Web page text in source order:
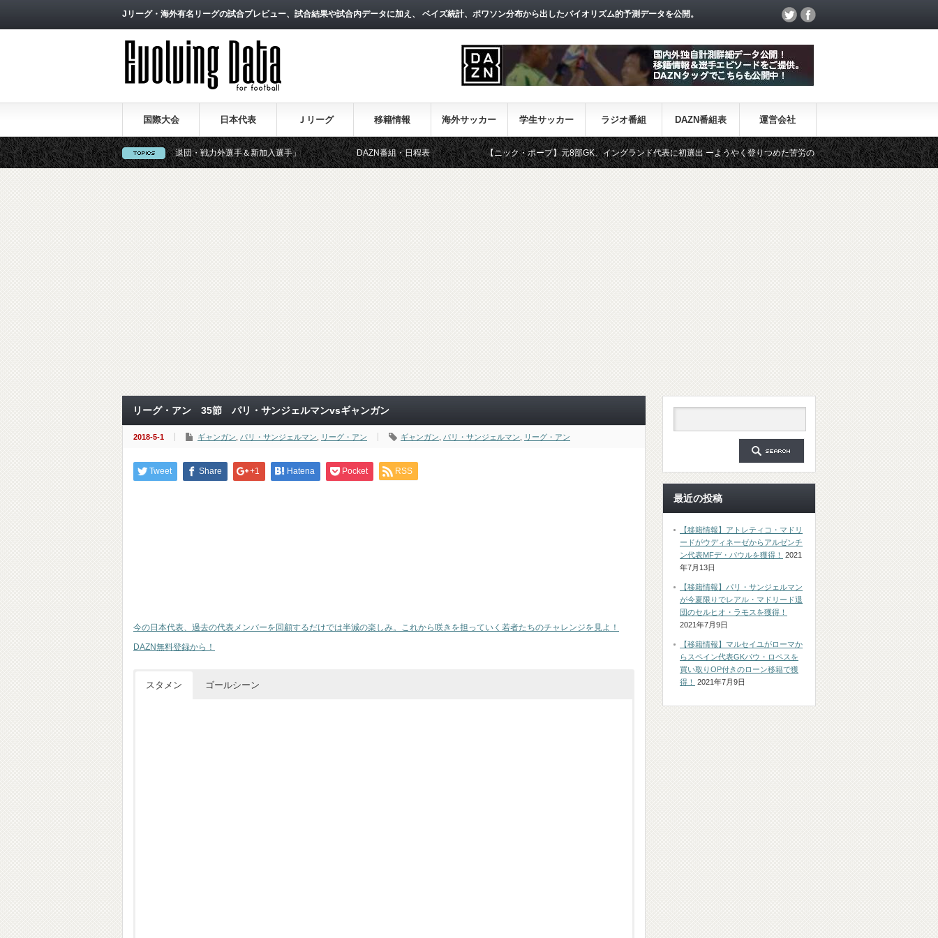
Jリーグ・海外有名リーグの試合プレビュー、試合結果や試合内データに加え、 ベイズ統計、ポワソン分布から出したバイオリズム的予測データを公開。
国際大会 日本代表 Ｊリーグ 移籍情報 海外サッカー 学生サッカー ラジオ番組 DAZN番組表 運営会社
【一覧】J1・J2・J3リーグ「退団・戦力外選手＆新加入選手」 DAZN番組・日程表 【ニック・ポープ】元8部GK、イングランド代表に初選出 ーようやく登りつめた苦労の道程とはー 【プレミアリ
リーグ・アン 35節 パリ・サンジェルマンvsギャンガン
2018-5-1 ギャンガン パリ・サンジェルマン リーグ・アン ギャンガン パリ・サンジェルマン リーグ・アン
Tweet Share +1 Hatena Pocket RSS
今の日本代表、過去の代表メンバーを回顧するだけでは半減の楽しみ。これから咲きを担っていく若者たちのチャレンジを見よ！
DAZN無料登録から！
スタメン ゴールシーン
最近の投稿
【移籍情報】アトレティコ・マドリ
ードがウディネーゼからアルゼンチ
ン代表MFデ・パウルを獲得！
2021
年7月13日
【移籍情報】パリ・サンジェルマン
が今夏限りでレアル・マドリード退
団のセルヒオ・ラモスを獲得！
2021年7月9日
【移籍情報】マルセイユがローマか
らスペイン代表GKパウ・ロペスを
買い取りOP付きのローン移籍で獲
得！
2021年7月9日